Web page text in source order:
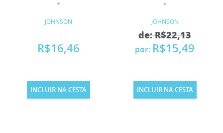
*
JOHNSON
R$16,46
INCLUIR NA CESTA
*
JOHNSON
de: R$22,13
por: R$15,49
INCLUIR NA CESTA